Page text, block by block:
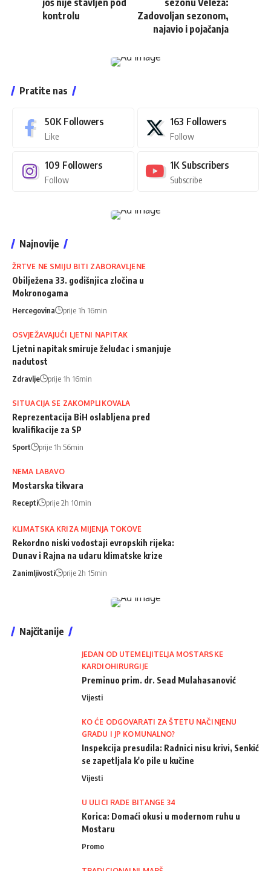
kontrolu
Zadovoljan sezonom,
najavio i pojačanja
Pratite nas
50K Followers
Like
163 Followers
Follow
109 Followers
Follow
1K Subscribers
Subscribe
Najnovije
ŽRTVE NE SMIJU BITI ZABORAVLJENE
Obilježena 33. godišnjica zločina u
Mokronogama
Hercegovina prije 1h 16min
OSVJEŽAVAJUĆI LJETNI NAPITAK
Ljetni napitak smiruje želudac i smanjuje
nadutost
Zdravlje prije 1h 16min
SITUACIJA SE ZAKOMPLIKOVALA
Reprezentacija BiH oslabljena pred
kvalifikacije za SP
Sport prije 1h 56min
NEMA LABAVO
Mostarska tikvara
Recepti prije 2h 10min
KLIMATSKA KRIZA MIJENJA TOKOVE
Rekordno niski vodostaji evropskih rijeka:
Dunav i Rajna na udaru klimatske krize
Zanimljivosti prije 2h 15min
Najčitanije
JEDAN OD UTEMELJITELJA MOSTARSKE
KARDIOHIRURGIJE
Preminuo prim. dr. Sead Mulahasanović
Vijesti
KO ĆE ODGOVARATI ZA ŠTETU NAČINJENU
GRADU I JP KOMUNALNO?
Inspekcija presudila: Radnici nisu krivi, Senkić
se zapetljala k'o pile u kučine
Vijesti
U ULICI RADE BITANGE 34
Korica: Domaći okusi u modernom ruhu u
Mostaru
Promo